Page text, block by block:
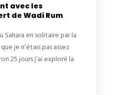
avec les
de Wadi Rum
Sahara en solitaire par la
je n’étais pas assez
25 jours j’ai exploré la